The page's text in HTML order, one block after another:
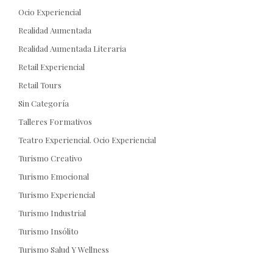
Ocio Experiencial
Realidad Aumentada
Realidad Aumentada Literaria
Retail Experiencial
Retail Tours
Sin Categoría
Talleres Formativos
Teatro Experiencial. Ocio Experiencial
Turismo Creativo
Turismo Emocional
Turismo Experiencial
Turismo Industrial
Turismo Insólito
Turismo Salud Y Wellness